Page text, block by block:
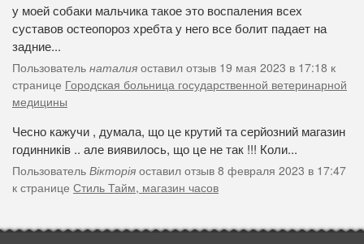
у моей собаки мальчика такое это воспаления всех
суставов остеопороз хребта у него все болит падает на
задние...
Пользователь наталия оставил отзыв 19 мая 2023 в 17:18 к
странице Городская больница государственной ветеринарной
медицины
Чесно кажучи , думала, що це крутий та серйозний магазин
годинників .. але виявилось, що це не так !!! Коли...
Пользователь Вікторія оставил отзыв 8 февраля 2023 в 17:47
к странице Стиль Тайм, магазин часов